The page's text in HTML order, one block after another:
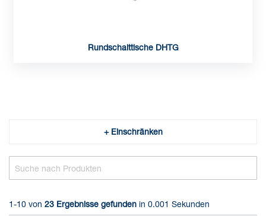
Rundschalttische DHTG
+ Einschränken
1-10 von 23 Ergebnisse gefunden in 0.001 Sekunden